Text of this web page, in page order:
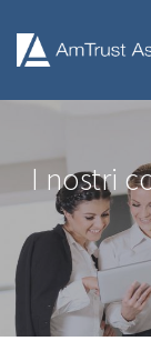
I nostri